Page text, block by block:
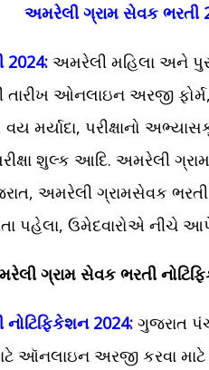
અમરેલી ગ્રામ સેવક ભરતી
અમરેલી મહિલા અને
ઓનલાઇન અરજી ફોર્મ,
મર્યાદા, પરીક્ષાનો
શુલ્ક આદિ. અમરેલી
અમરેલી ગ્રામસેવક
પહેલા, ઉમેદવારોએ નીચે
ગ્રામ સેવક ભરતી
2024: ગુજરાત
અરજી કરવા માટે